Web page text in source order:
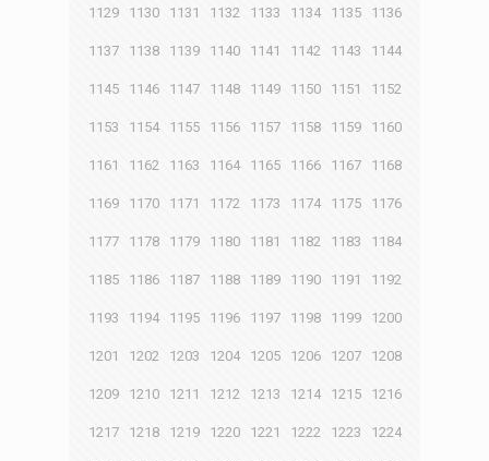
1129 1130 1131 1132 1133 1134 1135 1136
1137 1138 1139 1140 1141 1142 1143 1144
1145 1146 1147 1148 1149 1150 1151 1152
1153 1154 1155 1156 1157 1158 1159 1160
1161 1162 1163 1164 1165 1166 1167 1168
1169 1170 1171 1172 1173 1174 1175 1176
1177 1178 1179 1180 1181 1182 1183 1184
1185 1186 1187 1188 1189 1190 1191 1192
1193 1194 1195 1196 1197 1198 1199 1200
1201 1202 1203 1204 1205 1206 1207 1208
1209 1210 1211 1212 1213 1214 1215 1216
1217 1218 1219 1220 1221 1222 1223 1224